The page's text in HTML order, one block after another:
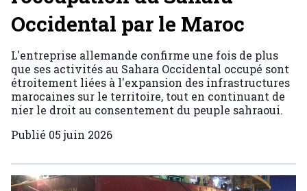
Occidental par le Maroc
L'entreprise allemande confirme une fois de plus
que ses activités au Sahara Occidental occupé sont
étroitement liées à l'expansion des infrastructures
marocaines sur le territoire, tout en continuant de
nier le droit au consentement du peuple sahraoui.
Publié 05 juin 2026